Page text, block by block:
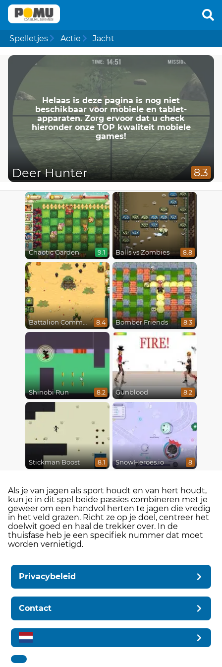
Spelletjes Actie Jacht
Helaas is deze pagina is nog niet
beschikbaar voor mobiele en tablet-
apparaten. Zorg ervoor dat u check
hieronder onze TOP kwaliteit mobiele
games!
Deer Hunter 8.3
Chaotic Garden 9.1 Balls vs Zombies 8.8
Battalion Commander 8.4 Bomber Friends 8.3
Shinobi Run 8.2 Gunblood 8.2
Stickman Boost 8.1 SnowHeroes.io 8
Als je van jagen als sport houdt en van hert houdt,
kun je in dit spel beide passies combineren met je
geweer om een handvol herten te jagen die vredig
in het veld grazen. Richt ze op je doel, centreer het
doelwit goed en haal de trekker over. In de
thuisfase heb je een specifiek nummer dat moet
worden vernietigd.
Privacybeleid
Contact